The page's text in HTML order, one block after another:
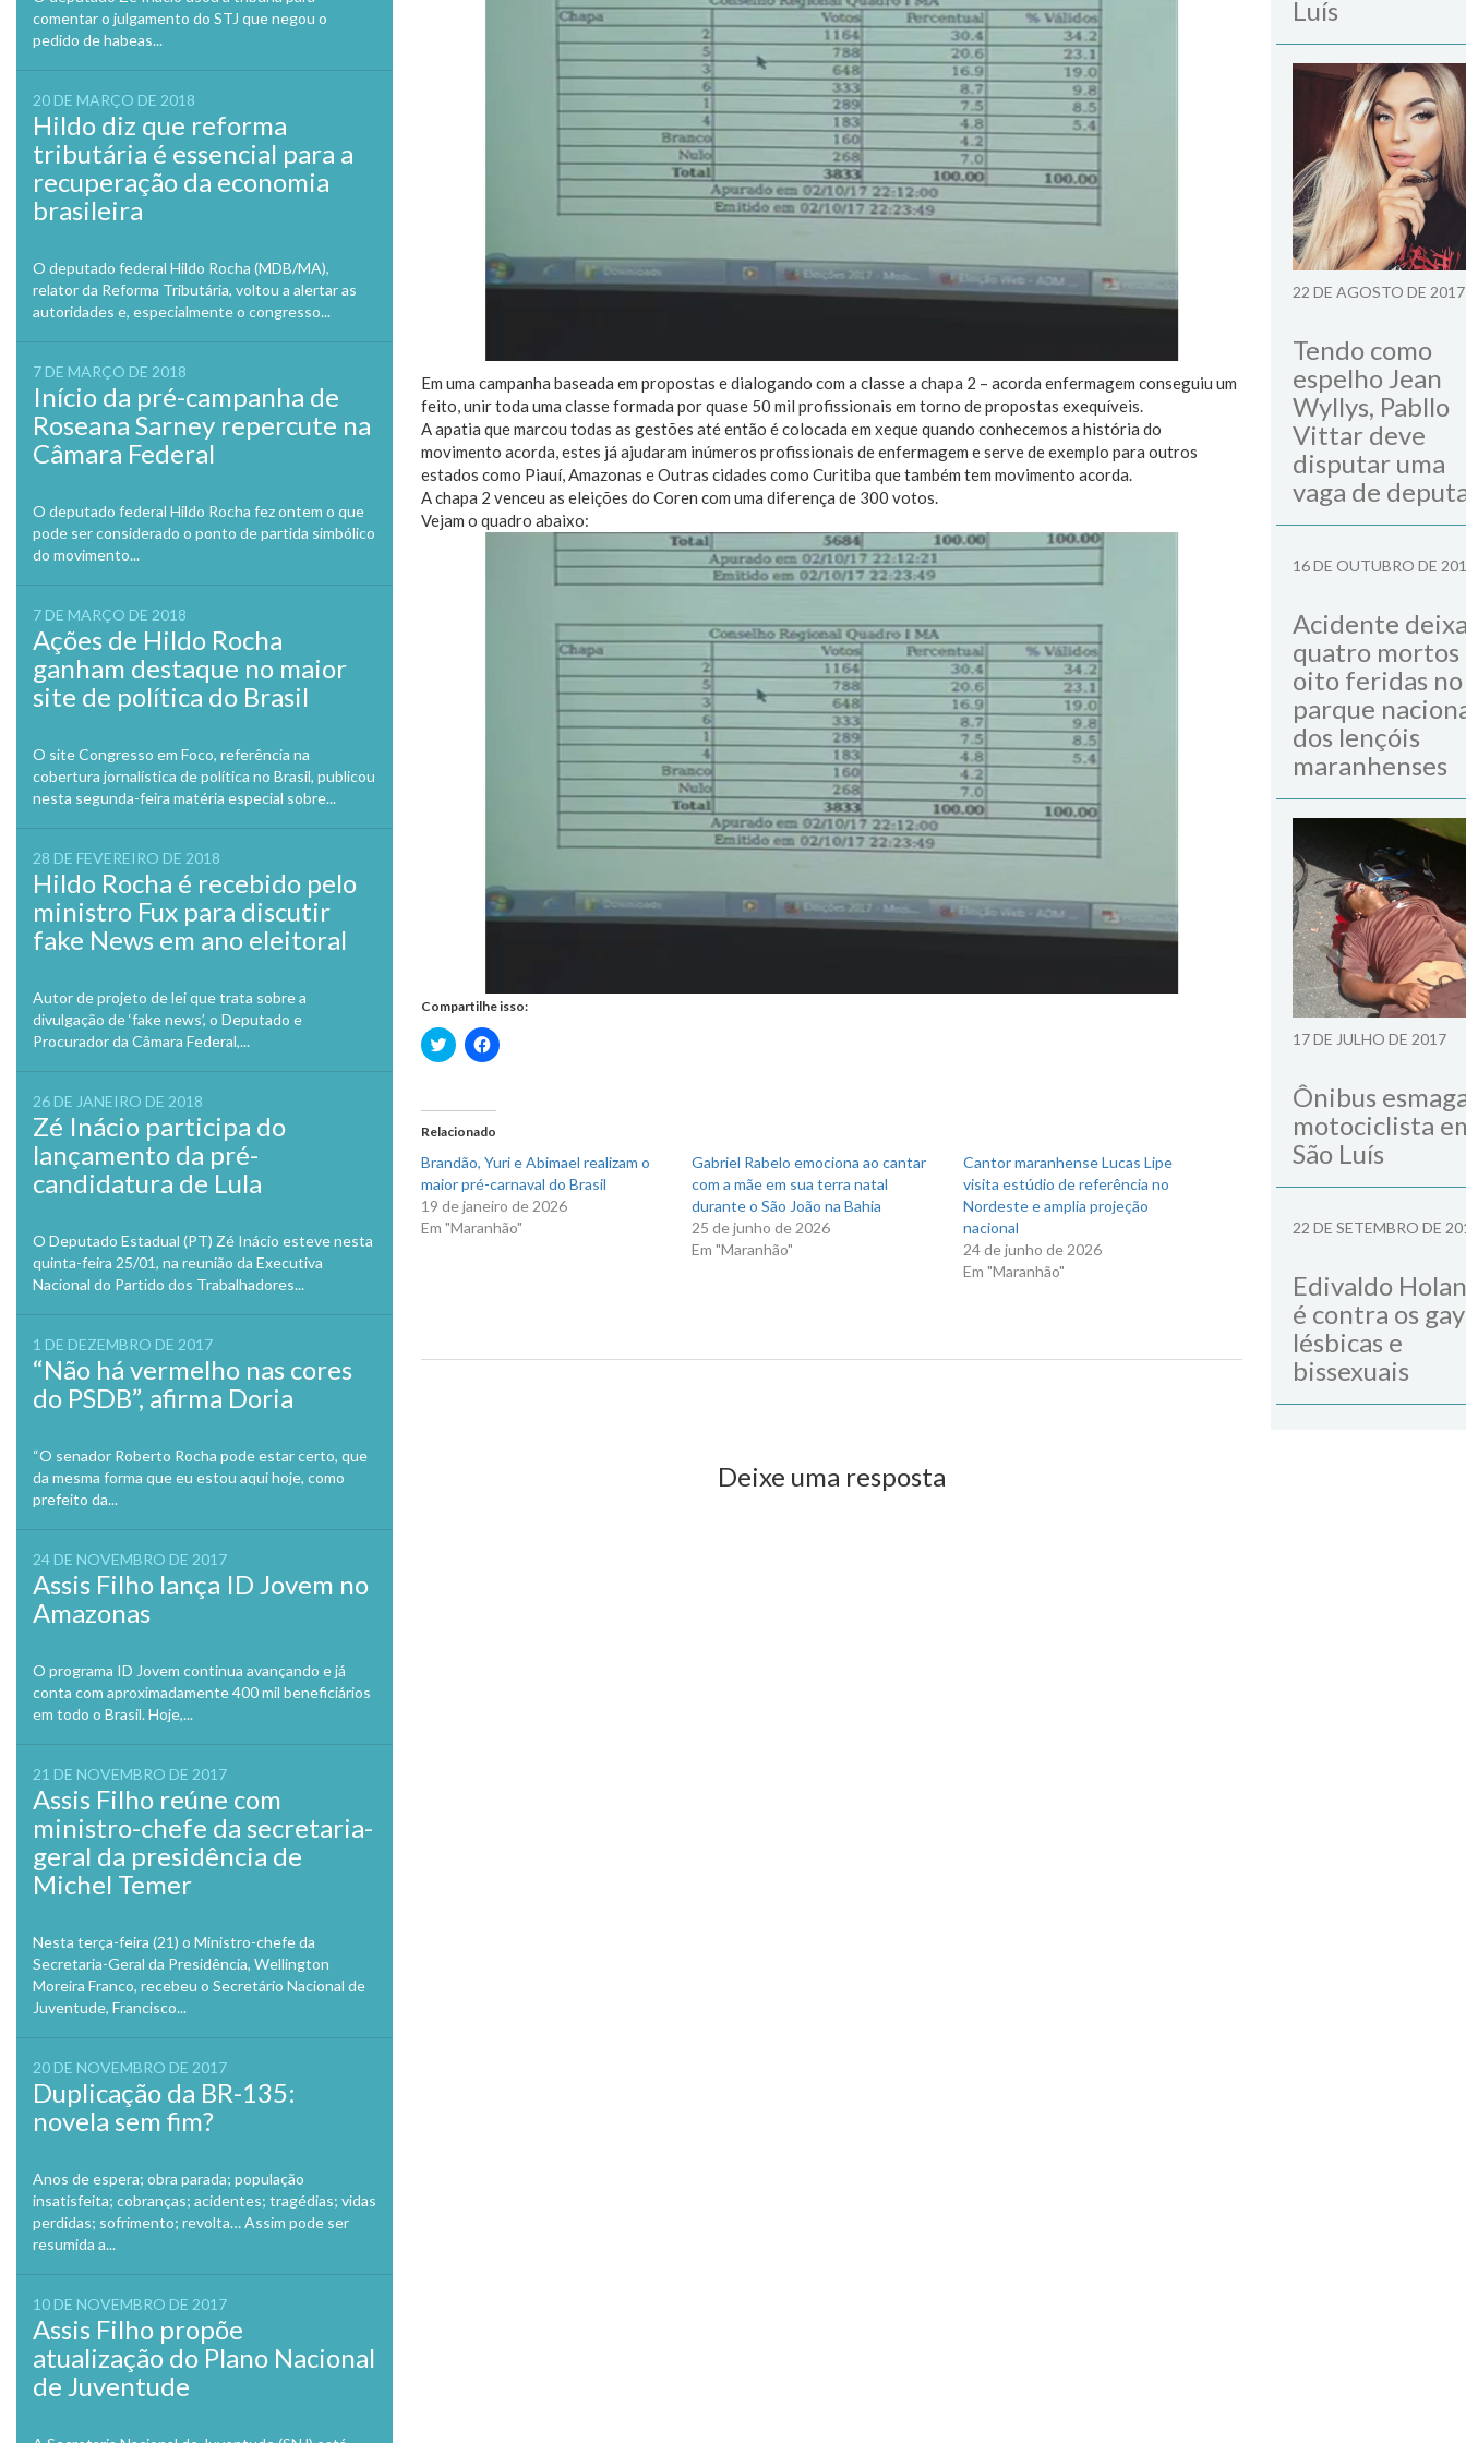
comentar o julgamento do STJ que negou o
pedido de habeas...
20 DE MARÇO DE 2018
Hildo diz que reforma
tributária é essencial para a
recuperação da economia
brasileira
O deputado federal Hildo Rocha (MDB/MA),
relator da Reforma Tributária, voltou a alertar as
autoridades e, especialmente o congresso...
7 DE MARÇO DE 2018
Início da pré-campanha de
Roseana Sarney repercute na
Câmara Federal
O deputado federal Hildo Rocha fez ontem o que
pode ser considerado o ponto de partida simbólico
do movimento...
7 DE MARÇO DE 2018
Ações de Hildo Rocha
ganham destaque no maior
site de política do Brasil
O site Congresso em Foco, referência na
cobertura jornalística de política no Brasil, publicou
nesta segunda-feira matéria especial sobre...
28 DE FEVEREIRO DE 2018
Hildo Rocha é recebido pelo
ministro Fux para discutir
fake News em ano eleitoral
Autor de projeto de lei que trata sobre a
divulgação de ‘fake news’, o Deputado e
Procurador da Câmara Federal,...
26 DE JANEIRO DE 2018
Zé Inácio participa do
lançamento da pré-
candidatura de Lula
O Deputado Estadual (PT) Zé Inácio esteve nesta
quinta-feira 25/01, na reunião da Executiva
Nacional do Partido dos Trabalhadores...
1 DE DEZEMBRO DE 2017
“Não há vermelho nas cores
do PSDB”, afirma Doria
“O senador Roberto Rocha pode estar certo, que
da mesma forma que eu estou aqui hoje, como
prefeito da...
24 DE NOVEMBRO DE 2017
Assis Filho lança ID Jovem no
Amazonas
O programa ID Jovem continua avançando e já
conta com aproximadamente 400 mil beneficiários
em todo o Brasil. Hoje,...
21 DE NOVEMBRO DE 2017
Assis Filho reúne com
ministro-chefe da secretaria-
geral da presidência de
Michel Temer
Nesta terça-feira (21) o Ministro-chefe da
Secretaria-Geral da Presidência, Wellington
Moreira Franco, recebeu o Secretário Nacional de
Juventude, Francisco...
20 DE NOVEMBRO DE 2017
Duplicação da BR-135:
novela sem fim?
Anos de espera; obra parada; população
insatisfeita; cobranças; acidentes; tragédias; vidas
perdidas; sofrimento; revolta… Assim pode ser
resumida a...
10 DE NOVEMBRO DE 2017
Assis Filho propõe
atualização do Plano Nacional
de Juventude
Em uma campanha baseada em propostas e dialogando com a classe a chapa 2 – acorda enfermagem conseguiu um
feito, unir toda uma classe formada por quase 50 mil profissionais em torno de propostas exequíveis.
A apatia que marcou todas as gestões até então é colocada em xeque quando conhecemos a história do
movimento acorda, estes já ajudaram inúmeros profissionais de enfermagem e serve de exemplo para outros
estados como Piauí, Amazonas e Outras cidades como Curitiba que também tem movimento acorda.
A chapa 2 venceu as eleições do Coren com uma diferença de 300 votos.
Vejam o quadro abaixo:
Compartilhe isso:
Clique
para
em
nova
janela)
Clique
para
em
nova
janela)
Relacionado
Brandão, Yuri e Abimael realizam o
maior pré-carnaval do Brasil
19 de janeiro de 2026
Em "Maranhão"
Gabriel Rabelo emociona ao cantar
com a mãe em sua terra natal
durante o São João na Bahia
25 de junho de 2026
Em "Maranhão"
Cantor maranhense Lucas Lipe
visita estúdio de referência no
Nordeste e amplia projeção
nacional
24 de junho de 2026
Em "Maranhão"
Deixe uma resposta
Luís
22 DE AGOSTO DE 2017
Tendo como
espelho Jean
Wyllys, Pabllo
Vittar deve
disputar uma
vaga de
16 DE OUTUBRO DE
Acidente
quatro mortos
oito feridas no
parque
dos lençóis
maranhenses
17 DE JULHO DE 2017
Ônibus
motociclista
São Luís
22 DE SETEMBRO DE
Edivaldo
é contra os
lésbicas e
bissexuais